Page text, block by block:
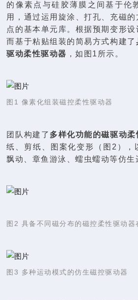
的像素点与硅胶薄膜之间基于伦
用，通过运用旋涂、打孔、充磁
点的基本单元库。根据预期变形
而基于粘贴组装的简易方式构建了
驱动柔性驱动器 ，如图1所示。
图1 像素化组装磁控柔性驱动器
团队构建了 多样化功能的磁驱动柔
纸、剪纸、图案化变形（图2），
飘动、章鱼游泳、蠕虫蠕动等仿生
图2 具备不同磁分布的磁控柔性驱动器
图3 多种运动模式的仿生磁控驱动器